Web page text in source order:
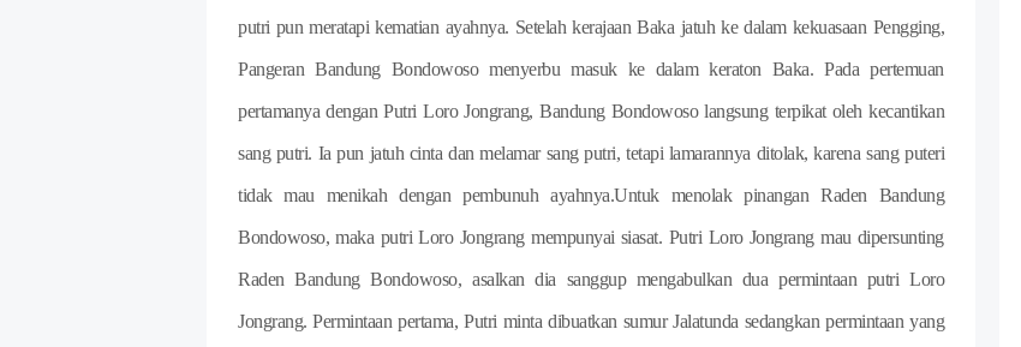
putri pun meratapi kematian ayahnya. Setelah kerajaan Baka jatuh ke dalam kekuasaan Pengging,
Pangeran Bandung Bondowoso menyerbu masuk ke dalam keraton Baka. Pada pertemuan
pertamanya dengan Putri Loro Jongrang, Bandung Bondowoso langsung terpikat oleh kecantikan
sang putri. Ia pun jatuh cinta dan melamar sang putri, tetapi lamarannya ditolak, karena sang puteri
tidak mau menikah dengan pembunuh ayahnya.Untuk menolak pinangan Raden Bandung
Bondowoso, maka putri Loro Jongrang mempunyai siasat. Putri Loro Jongrang mau dipersunting
Raden Bandung Bondowoso, asalkan dia sanggup mengabulkan dua permintaan putri Loro
Jongrang. Permintaan pertama, Putri minta dibuatkan sumur Jalatunda sedangkan permintaan yang